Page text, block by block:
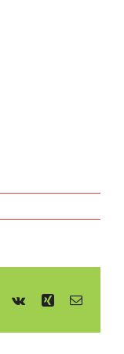
Pinterest
Vk XingE-